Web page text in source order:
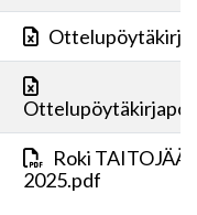
Ottelupöytäkirja
Roki TAITOJÄÄ
2025.pdf